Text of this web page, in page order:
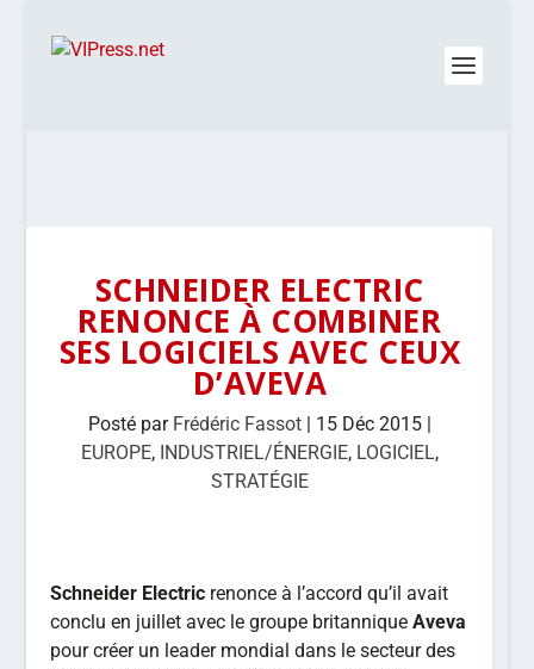
SCHNEIDER ELECTRIC
RENONCE À COMBINER
SES LOGICIELS AVEC CEUX
D’AVEVA
Posté par Frédéric Fassot| 15 Déc 2015|
EUROPE, INDUSTRIEL/ÉNERGIE, LOGICIEL,
STRATÉGIE
Schneider Electric renonce à l’accord qu’il avait
conclu en juillet avec le groupe britanniqueAveva
pour créer un leader mondial dans le secteur des